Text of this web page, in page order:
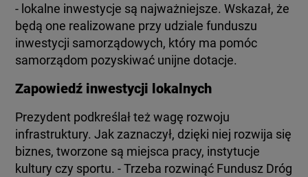
- lokalne inwestycje są najważniejsze. Wskazał, że
będą one realizowane przy udziale funduszu
inwestycji samorządowych, który ma pomóc
samorządom pozyskiwać unijne dotacje.
Zapowiedź inwestycji lokalnych
Prezydent podkreślał też wagę rozwoju
infrastruktury. Jak zaznaczył, dzięki niej rozwija się
biznes, tworzone są miejsca pracy, instytucje
kultury czy sportu. - Trzeba rozwinąć Fundusz Dróg